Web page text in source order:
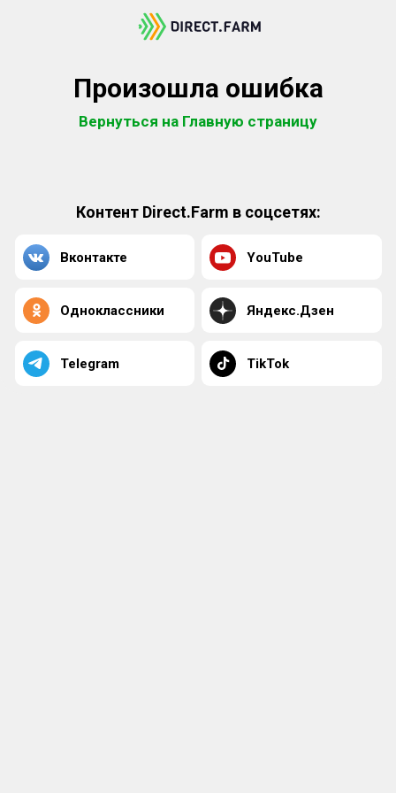
Произошла ошибка
Вернуться на Главную страницу
Контент Direct.Farm в соцсетях:
Вконтакте YouTube
Одноклассники Яндекс.Дзен
Telegram TikTok